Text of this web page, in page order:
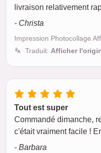
livraison relativement
- Christa
Impression Photocollage
Traduit: Afficher
Tout est super
Commandé dimanche,
c'était vraiment facile !
- Barbara